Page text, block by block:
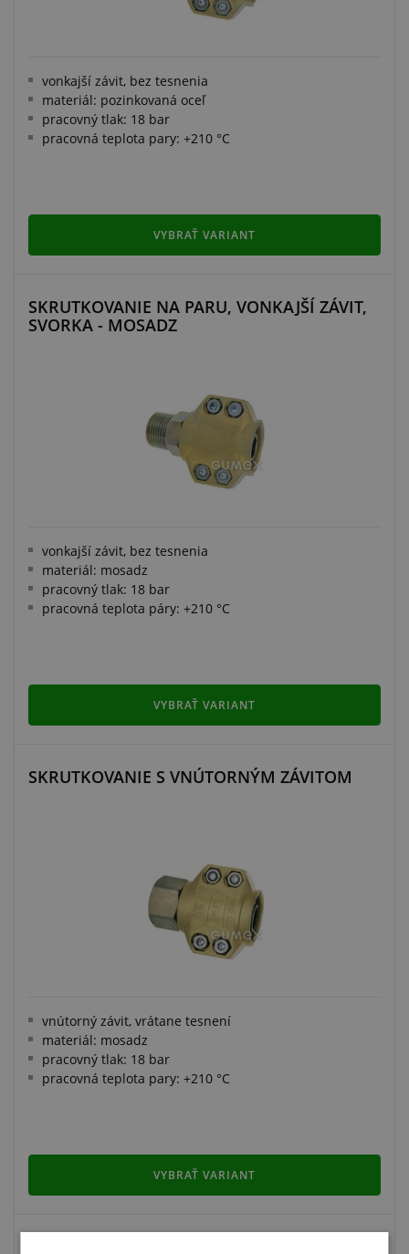
vonkajší závit, bez tesnenia
materiál: pozinkovaná oceľ
pracovný tlak: 18 bar
pracovná teplota pary: +210 °C
VYBRAŤ VARIANT
SKRUTKOVANIE NA PARU, VONKAJŠÍ ZÁVIT,
SVORKA - MOSADZ
vonkajší závit, bez tesnenia
materiál: mosadz
pracovný tlak: 18 bar
pracovná teplota páry: +210 °C
VYBRAŤ VARIANT
SKRUTKOVANIE S VNÚTORNÝM ZÁVITOM
vnútorný závit, vrátane tesnení
materiál: mosadz
pracovný tlak: 18 bar
pracovná teplota pary: +210 °C
VYBRAŤ VARIANT